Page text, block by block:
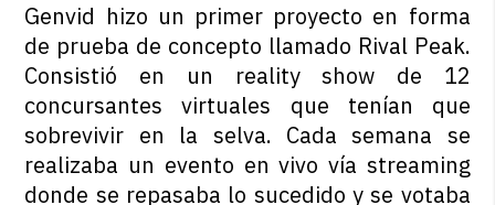
Genvid hizo un primer proyecto en forma
de prueba de concepto llamado Rival Peak.
Consistió en un reality show de 12
concursantes virtuales que tenían que
sobrevivir en la selva. Cada semana se
realizaba un evento en vivo vía streaming
donde se repasaba lo sucedido y se votaba